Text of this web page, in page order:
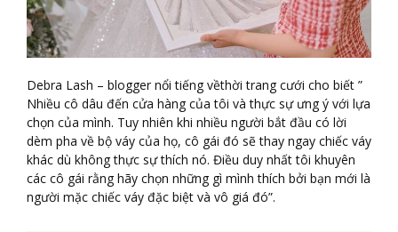
Debra Lash – blogger nổi tiếng vềthời trang cưới cho biết ”
Nhiều cô dâu đến cửa hàng của tôi và thực sự ưng ý với lựa
chọn của mình. Tuy nhiên khi nhiều người bắt đầu có lời
dèm pha về bộ váy của họ, cô gái đó sẽ thay ngay chiếc váy
khác dù không thực sự thích nó. Điều duy nhất tôi khuyên
các cô gái rằng hãy chọn những gì mình thích bởi bạn mới là
người mặc chiếc váy đặc biệt và vô giá đó”.